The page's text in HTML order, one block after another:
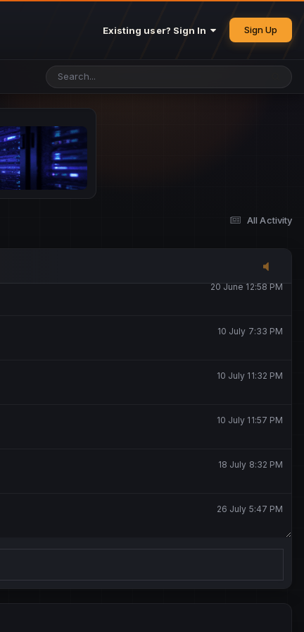
Existing user? Sign In Sign Up
All Activity
25 May 4:49 PM
26 May 4:47 PM
20 June 12:58 PM
10 July 7:33 PM
10 July 11:32 PM
10 July 11:57 PM
18 July 8:32 PM
26 July 5:47 PM